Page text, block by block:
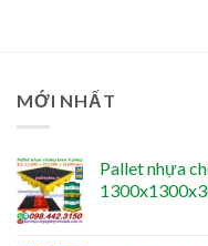
MỚI NHẤT
Pallet nhựa